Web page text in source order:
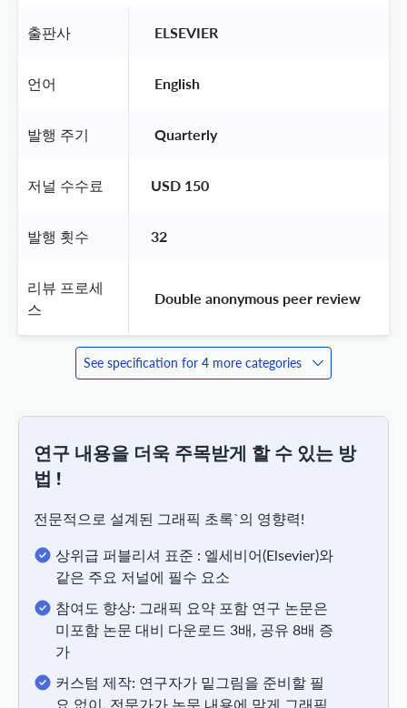
출판사 ELSEVIER
언어 English
발행 주기 Quarterly
저널 수수료 USD 150
발행 횟수 32
리뷰 프로세
스
Double anonymous peer review
See specification for 4 more categories
연구 내용을 더욱 주목받게 할 수 있는 방
법 !
전문적으로 설계된 그래픽 초록`의 영향력!
상위급 퍼블리셔 표준 : 엘세비어(Elsevier)와
같은 주요 저널에 필수 요소
참여도 향상: 그래픽 요약 포함 연구 논문은
미포함 논문 대비 다운로드 3배, 공유 8배 증
가
커스텀 제작: 연구자가 밑그림을 준비할 필
요 없이, 전문가가 논문 내용에 맞게 그래픽